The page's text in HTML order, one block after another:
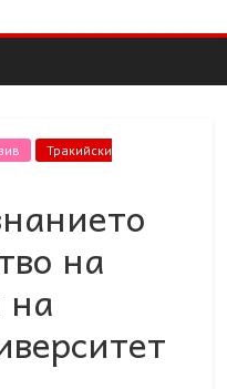
Тракийски
на
на